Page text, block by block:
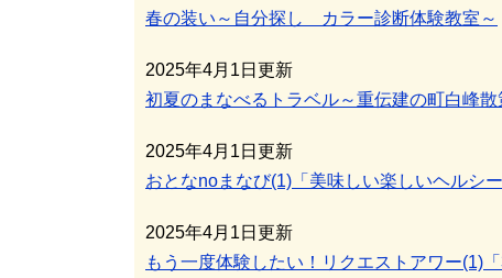
春の装い～自分探し カラー診断体験教室～
2025年4月1日更新
初夏のまなべるトラベル～重伝建の町白峰
2025年4月1日更新
おとなnoまなび(1)「美味しい楽しいヘルシー
2025年4月1日更新
もう一度体験したい！リクエストアワー(1)「